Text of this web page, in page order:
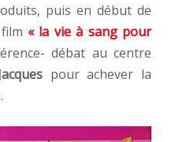
puis en début de
« la vie à sang pour
débat au centre
pour achever la